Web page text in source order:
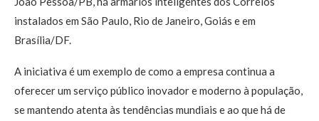
instalados em São Paulo, Rio de Janeiro, Goiás e em
Brasília/DF.
A iniciativa é um exemplo de como a empresa continua a
oferecer um serviço público inovador e moderno à população,
se mantendo atenta às tendências mundiais e ao que há de